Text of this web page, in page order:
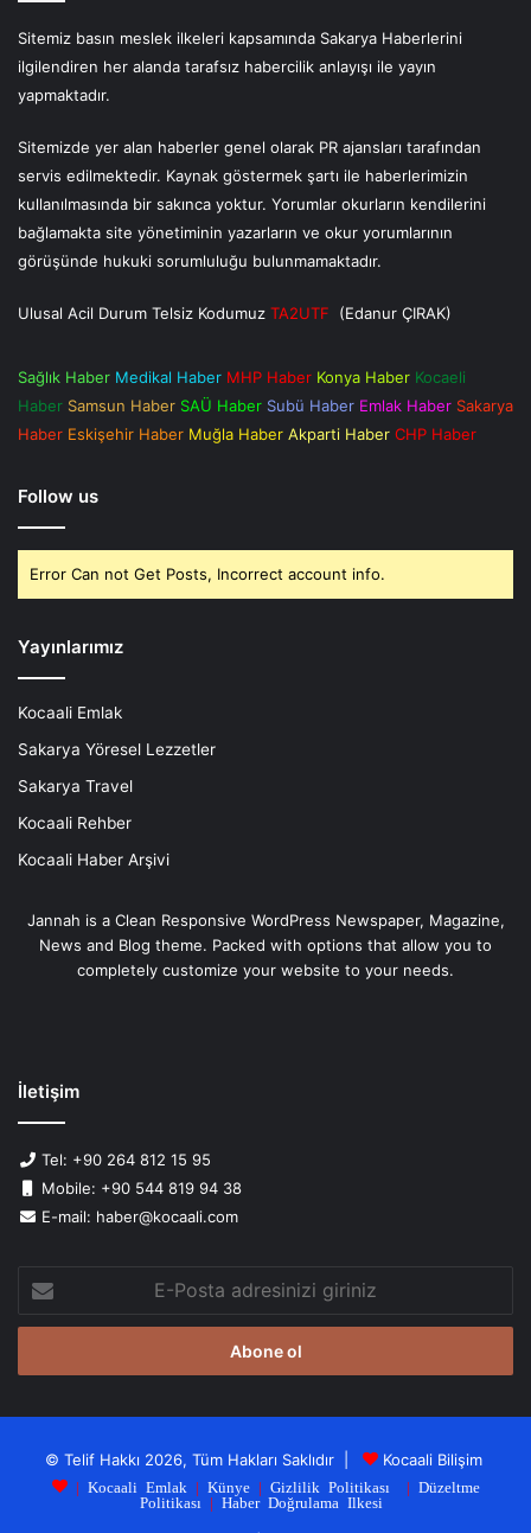
Sitemiz basın meslek ilkeleri kapsamında Sakarya Haberlerini
ilgilendiren her alanda tarafsız habercilik anlayışı ile yayın
yapmaktadır.
Sitemizde yer alan haberler genel olarak PR ajansları tarafından
servis edilmektedir. Kaynak göstermek şartı ile haberlerimizin
kullanılmasında bir sakınca yoktur. Yorumlar okurların kendilerini
bağlamakta site yönetiminin yazarların ve okur yorumlarının
görüşünde hukuki sorumluluğu bulunmamaktadır.
Ulusal Acil Durum Telsiz Kodumuz TA2UTF (Edanur ÇIRAK)
Sağlık Haber Medikal Haber MHP Haber Konya Haber Kocaeli
Haber Samsun Haber SAÜ Haber Subü Haber Emlak Haber Sakarya
Haber Eskişehir Haber Muğla Haber Akparti Haber CHP Haber
Follow us
Error Can not Get Posts, Incorrect account info.
Yayınlarımız
Kocaali Emlak
Sakarya Yöresel Lezzetler
Sakarya Travel
Kocaali Rehber
Kocaali Haber Arşivi
Jannah is a Clean Responsive WordPress Newspaper, Magazine,
News and Blog theme. Packed with options that allow you to
completely customize your website to your needs.
İletişim
Tel: +90 264 812 15 95
Mobile: +90 544 819 94 38
E-mail: haber@kocaali.com
Posta
adresinizi
© Telif Hakkı 2026, Tüm Hakları Saklıdır | Kocaali Bilişim
| Kocaali Emlak | Künye| Gizlilik Politikası | Düzeltme
Politikası | Haber Doğrulama Ilkesi